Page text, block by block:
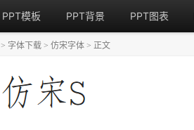
PPT模板 PPT背景 PPT图表
> 字体下载 > 仿宋字体 > 正文